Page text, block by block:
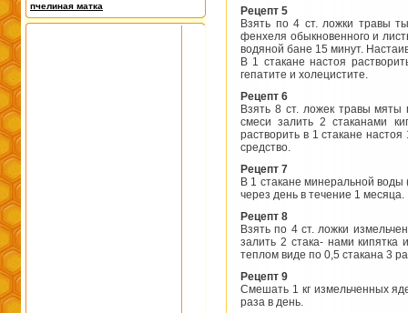
пчелиная матка
Рецепт 5
Взять по 4 ст. ложки травы
фенхеля обыкновен­ного и
водяной бане 15 минут.
В 1 стакане настоя
гепатите и холецистите.
Рецепт 6
Взять 8 ст. ложек травы мяты
смеси залить 2 ста­канами
растворить в 1 стакане
средство.
Рецепт 7
В 1 стакане минеральной
через день в те­чение 1 месяца.
Рецепт 8
Взять по 4 ст. ложки
залить 2 стака- нами кипятка
теплом виде по 0,5 стакана 3
Рецепт 9
Смешать 1 кг измельченных
раза в день.